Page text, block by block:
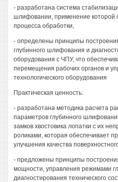
- разработана система
шлифовании, применение которой
процесса обработки,
- определены принципы
глубинного шлифования и
оборудования с ЧПУ, что
перемещения рабочих органов и
технологического оборудования
Практическая ценность:
- разработана методика расчета
параметров глубинного
замков хвостовика лопатки с их
роликами, которая обеспечивает
улучшения качества
- предложены принципы
мощности, управления режимами
диагностирования технического